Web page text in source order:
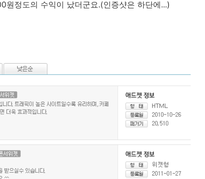
원정도의 수익이 났더군요.(인증샷은 하단에...)